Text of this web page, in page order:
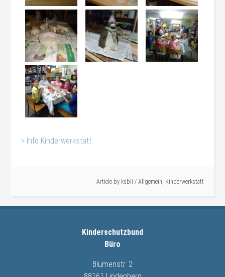
> Info Kinderwerkstatt
Article by ksbli / Allgemein, Kinderwerkstatt
Kinderschutzbund
Büro
Blumenstr. 2